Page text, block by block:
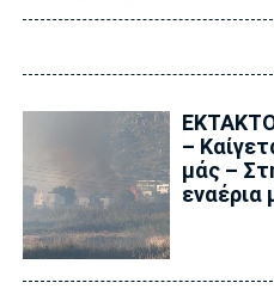
–
μάς –
εναέρια